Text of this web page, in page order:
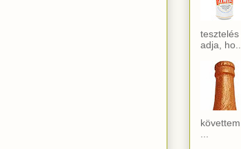
adja, ho...
...